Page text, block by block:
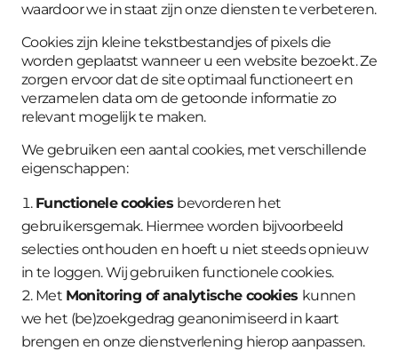
waardoor we in staat zijn onze diensten te verbeteren.
Cookies zijn kleine tekstbestandjes of pixels die
worden geplaatst wanneer u een website bezoekt. Ze
zorgen ervoor dat de site optimaal functioneert en
verzamelen data om de getoonde informatie zo
relevant mogelijk te maken.
We gebruiken een aantal cookies, met verschillende
eigenschappen:
Functionele cookies bevorderen het
gebruikersgemak. Hiermee worden bijvoorbeeld
selecties onthouden en hoeft u niet steeds opnieuw
in te loggen. Wij gebruiken functionele cookies.
Met Monitoring of analytische cookies kunnen
we het (be)zoekgedrag geanonimiseerd in kaart
brengen en onze dienstverlening hierop aanpassen.